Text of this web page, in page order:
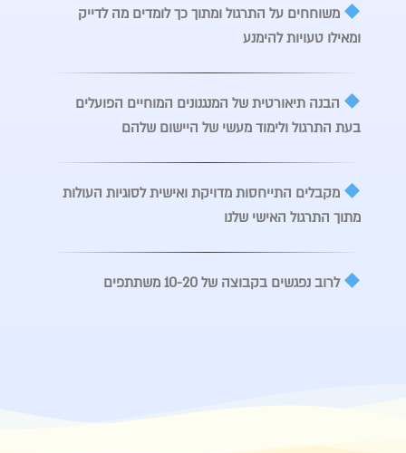
משוחחים על התרגול ומתוך כך לומדים מה לדייק
ומאילו טעויות להימנע
הבנה תיאורטית של המנגנונים המוחיים הפועלים
בעת התרגול ולימוד מעשי של היישום שלהם
מקבלים התייחסות מדויקת ואישית לסוגיות העולות
מתוך התרגול האישי שלנו
לרוב נפגשים בקבוצה של 10-20 משתתפים